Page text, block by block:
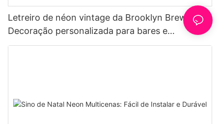
Letreiro de néon vintage da Brooklyn Brewery |
Decoração personalizada para bares e
cervejarias